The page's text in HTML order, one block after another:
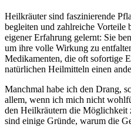
Heilkräuter sind faszinierende
begleiten und zahlreiche Vorteile
eigener Erfahrung gelernt: Sie
um ihre volle⁤ Wirkung zu
Medikamenten, die oft sofortige⁢
natürlichen ​Heilmitteln ⁣einen
Manchmal‍ habe ich⁤ den Drang,⁢
allem, wenn ich mich ‌nicht
den Heilkräutern die Möglichkeit​
sind einige⁣ Gründe, warum die